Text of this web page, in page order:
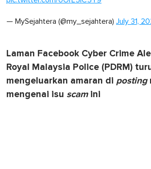
— MySejahtera (@my_sejahtera) July 31,
Laman Facebook Cyber Crime
Royal Malaysia Police (PDRM)
mengeluarkan amaran di posting
mengenai isu scamini